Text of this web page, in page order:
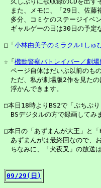
また、メモに、「29日、佐
多分、コミケのステージイベ
ギャルゲーの日は30日の予定
□「 小林由美子のミラクル!しゅ
☆「 機動警察パトレイバー／劇
ページ自体はだいぶ以前のも
ただ、私が劇場版2作を見た
浮かんできます。
□本日18時よりBS2で「ぷちぷ
BSデジタルの方で録画してみ
□本日の「あずまんが大王」と「
あずまんがは最終回なので、
ちなみに、「犬夜叉」の放送
09/29(日)